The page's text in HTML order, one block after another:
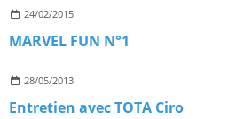
24/02/2015
MARVEL FUN N°1
28/05/2013
Entretien avec TOTA Ciro